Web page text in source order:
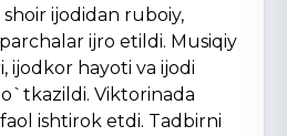
ijodidan ruboiy,
ijro etildi. Musiqiy
ijodkor hayoti va ijodi
Viktorinada
ishtirok etdi. Tadbirni